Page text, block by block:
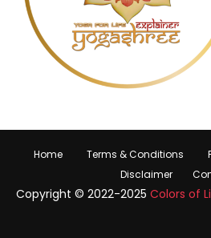
Home Terms & Conditions
Disclaimer
Copyright © 2022-2025 Colors of